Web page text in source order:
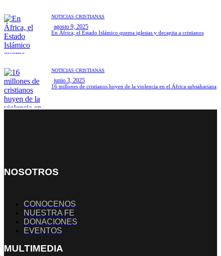
NOTICIAS CRISTIANAS
agosto 9, 2025
En África, el Estado Islámico quema iglesias y decapita a cristianos
NOTICIAS CRISTIANAS
junio 3, 2025
16 millones de cristianos huyen de la violencia en el África subsahariana
NOSOTROS
CONOCENOS
NUESTRA FE
DONACIONES
EVENTOS
MULTIMEDIA